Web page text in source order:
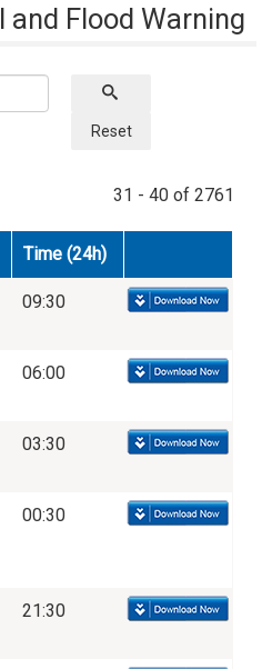
and Flood Warning
Reset
31 - 40 of 2761
Time (24h)
09:30
06:00
03:30
00:30
21:30